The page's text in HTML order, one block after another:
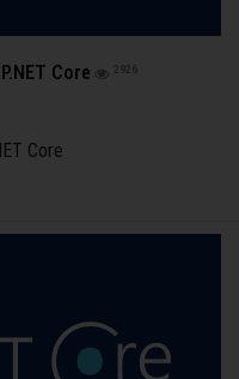
Core 2926
Core